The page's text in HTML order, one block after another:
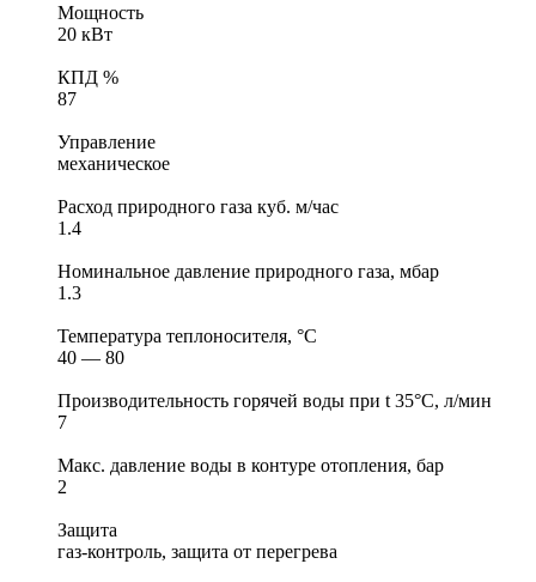
Мощность
20 кВт
КПД %
87
Управление
механическое
Расход природного газа куб. м/час
1.4
Номинальное давление природного газа, мбар
1.3
Температура теплоносителя, °С
40 — 80
Производительность горячей воды при t 35°C, л/мин
7
Макс. давление воды в контуре отопления, бар
2
Защита
газ-контроль, защита от перегрева